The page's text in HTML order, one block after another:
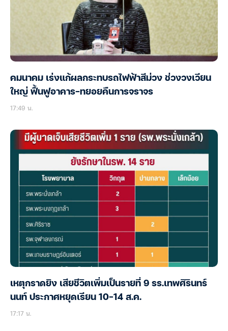
คมนาคม เร่งแก้ผลกระทบรถไฟฟ้าสีม่วง ช่วงวงเวียน
ใหญ่ ฟื้นฟูอาคาร-ทยอยคืนการจราจร
17:49 น.
เหตุกราดยิง เสียชีวิตเพิ่มเป็นรายที่ 9 รร.เทพศิรินทร์
นนท์ ประกาศหยุดเรียน 10-14 ส.ค.
17:17 น.